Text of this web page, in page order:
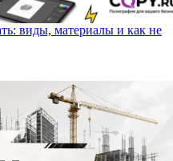
виды, материалы и как не